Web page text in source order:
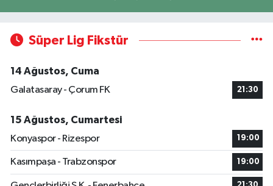
Süper Lig Fikstür
14 Ağustos, Cuma
Galatasaray - Çorum FK
21:30
15 Ağustos, Cumartesi
Konyaspor - Rizespor
19:00
Kasımpaşa - Trabzonspor 19:00